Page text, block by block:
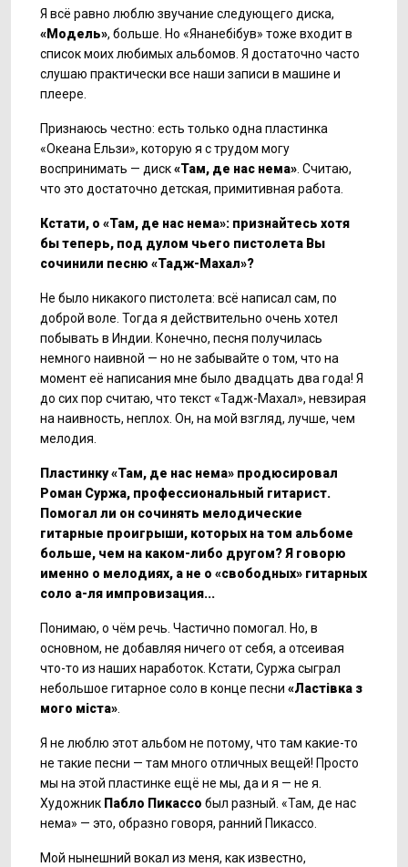
Я всё равно люблю звучание следующего диска,
«Модель», больше. Но «Янанебібув» тоже входит в
список моих любимых альбомов. Я достаточно часто
слушаю практически все наши записи в машине и
плеере.
Признаюсь честно: есть только одна пластинка
«Океана Ельзи», которую я с трудом могу
воспринимать — диск«Там, де нас нема» . Считаю,
что это достаточно детская, примитивная работа.
Кстати, о «Там, де нас нема»: признайтесь хотя
бы теперь, под дулом чьего пистолета Вы
сочинили песню «Тадж-Махал»?
Не было никакого пистолета: всё написал сам, по
доброй воле. Тогда я действительно очень хотел
побывать в Индии. Конечно, песня получилась
немного наивной — но не забывайте о том, что на
момент её написания мне было двадцать два года! Я
до сих пор считаю, что текст «Тадж-Махал», невзирая
на наивность, неплох. Он, на мой взгляд, лучше, чем
мелодия.
Пластинку «Там, де нас нема» продюсировал
Роман Суржа, профессиональный гитарист.
Помогал ли он сочинять мелодические
гитарные проигрыши, которых на том альбоме
больше, чем на каком-либо другом? Я говорю
именно о мелодиях, а не о «свободных» гитарных
соло а-ля импровизация...
Понимаю, о чём речь. Частично помогал. Но, в
основном, не добавляя ничего от себя, а отсеивая
что-то из наших наработок. Кстати, Суржа сыграл
небольшое гитарное соло в конце песни «Ластівка з
мого міста»
Я не люблю этот альбом не потому, что там какие-то
не такие песни — там много отличных вещей! Просто
мы на этой пластинке ещё не мы, да и я — не я.
Художник Пабло Пикассо был разный. «Там, де нас
нема» — это, образно говоря, ранний Пикассо.
Мой нынешний вокал из меня, как известно,